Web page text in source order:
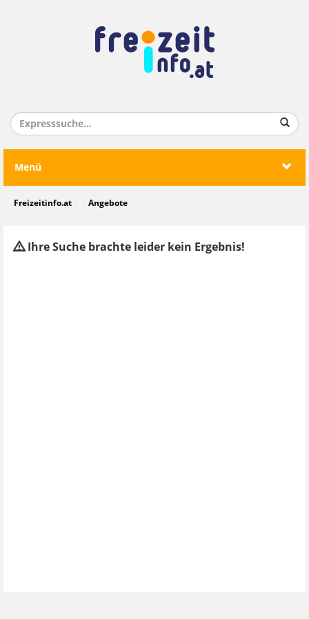
Menü
Freizeitinfo.at Angebote
Ihre Suche brachte leider kein Ergebnis!